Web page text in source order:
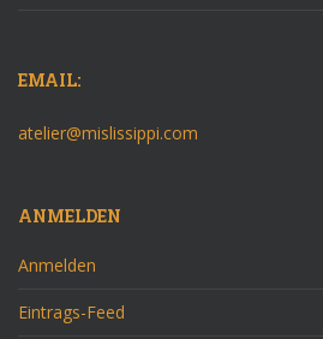
EMAIL:
atelier@mislissippi.com
ANMELDEN
Anmelden
Eintrags-Feed